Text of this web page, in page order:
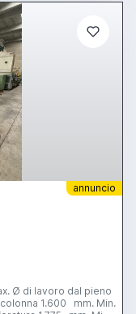
annuncio
Ø di lavoro dal pieno
1.600 mm. Min.